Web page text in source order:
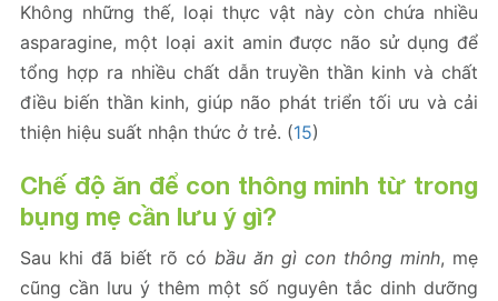
Không những thế, loại thực vật này còn chứa nhiều
asparagine, một loại axit amin được não sử dụng để
tổng hợp ra nhiều chất dẫn truyền thần kinh và chất
điều biến thần kinh, giúp não phát triển tối ưu và cải
thiện hiệu suất nhận thức ở trẻ. (15)
Chế độ ăn để con thông minh từ trong
bụng mẹ cần lưu ý gì?
Sau khi đã biết rõ có bầu ăn gì con thông minh, mẹ
cũng cần lưu ý thêm một số nguyên tắc dinh dưỡng